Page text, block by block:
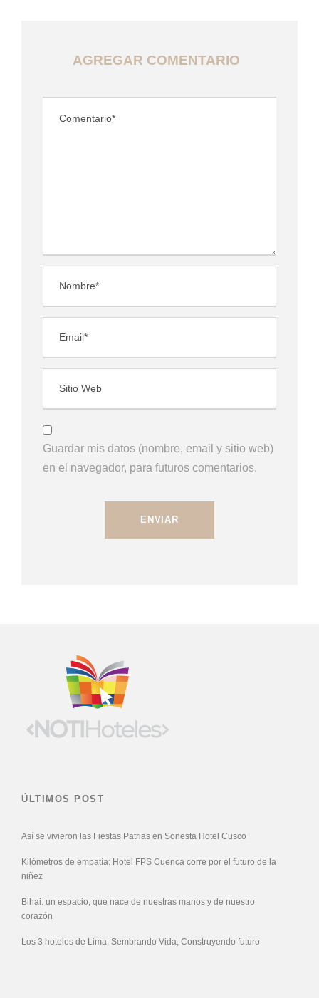
AGREGAR COMENTARIO
Guardar mis datos (nombre, email y sitio web)
en el navegador, para futuros comentarios.
ÚLTIMOS POST
Así se vivieron las Fiestas Patrias en Sonesta Hotel Cusco
Kilómetros de empatía: Hotel FPS Cuenca corre por el futuro de la
niñez
Bihai: un espacio, que nace de nuestras manos y de nuestro
corazón
Los 3 hoteles de Lima, Sembrando Vida, Construyendo futuro